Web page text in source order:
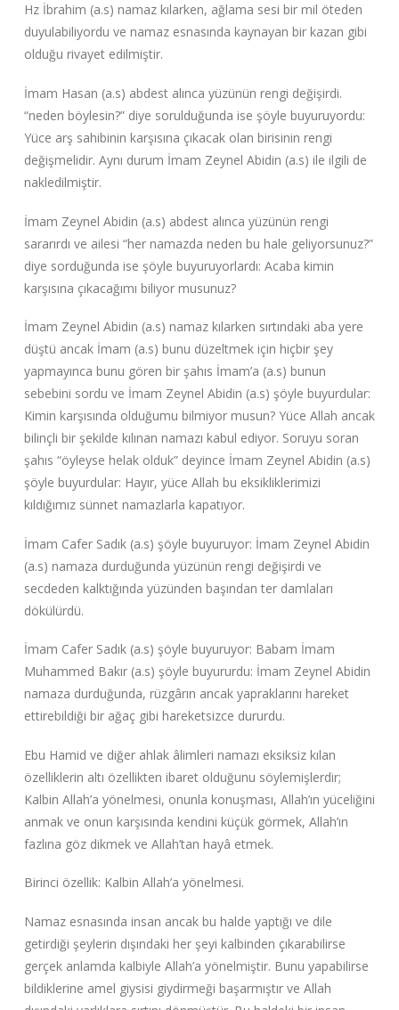
Hz İbrahim (a.s) namaz kılarken, ağlama sesi bir mil öteden
duyulabiliyordu ve namaz esnasında kaynayan bir kazan gibi
olduğu rivayet edilmiştir.
İmam Hasan (a.s) abdest alınca yüzünün rengi değişirdi.
“neden böylesin?” diye sorulduğunda ise şöyle buyuruyordu:
Yüce arş sahibinin karşısına çıkacak olan birisinin rengi
değişmelidir. Aynı durum İmam Zeynel Abidin (a.s) ile ilgili de
nakledilmiştir.
İmam Zeynel Abidin (a.s) abdest alınca yüzünün rengi
sararırdı ve ailesi “her namazda neden bu hale geliyorsunuz?”
diye sorduğunda ise şöyle buyuruyorlardı: Acaba kimin
karşısına çıkacağımı biliyor musunuz?
İmam Zeynel Abidin (a.s) namaz kılarken sırtındaki aba yere
düştü ancak İmam (a.s) bunu düzeltmek için hiçbir şey
yapmayınca bunu gören bir şahıs İmam’a (a.s) bunun
sebebini sordu ve İmam Zeynel Abidin (a.s) şöyle buyurdular:
Kimin karşısında olduğumu bilmiyor musun? Yüce Allah ancak
bilinçli bir şekilde kılınan namazı kabul ediyor. Soruyu soran
şahıs “öyleyse helak olduk” deyince İmam Zeynel Abidin (a.s)
şöyle buyurdular: Hayır, yüce Allah bu eksikliklerimizi
kıldığımız sünnet namazlarla kapatıyor.
İmam Cafer Sadık (a.s) şöyle buyuruyor: İmam Zeynel Abidin
(a.s) namaza durduğunda yüzünün rengi değişirdi ve
secdeden kalktığında yüzünden başından ter damlaları
dökülürdü.
İmam Cafer Sadık (a.s) şöyle buyuruyor: Babam İmam
Muhammed Bakır (a.s) şöyle buyururdu: İmam Zeynel Abidin
namaza durduğunda, rüzgârın ancak yapraklarını hareket
ettirebildiği bir ağaç gibi hareketsizce dururdu.
Ebu Hamid ve diğer ahlak âlimleri namazı eksiksiz kılan
özelliklerin altı özellikten ibaret olduğunu söylemişlerdir;
Kalbin Allah’a yönelmesi, onunla konuşması, Allah’ın yüceliğini
anmak ve onun karşısında kendini küçük görmek, Allah’ın
fazlına göz dikmek ve Allah’tan hayâ etmek.
Birinci özellik: Kalbin Allah’a yönelmesi.
Namaz esnasında insan ancak bu halde yaptığı ve dile
getirdiği şeylerin dışındaki her şeyi kalbinden çıkarabilirse
gerçek anlamda kalbiyle Allah’a yönelmiştir. Bunu yapabilirse
bildiklerine amel giysisi giydirmeği başarmıştır ve Allah